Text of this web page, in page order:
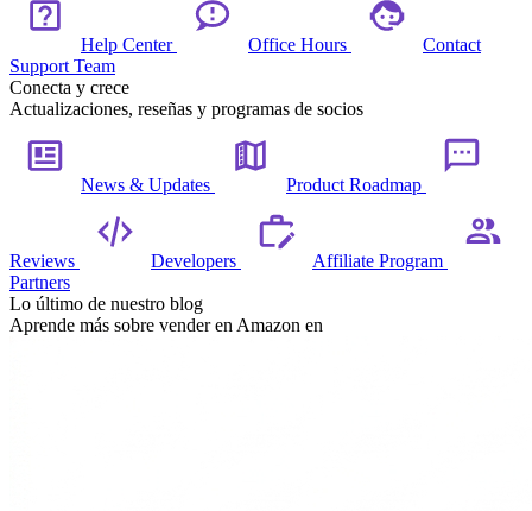
Help Center Office Hours
Contact
Support Team
Conecta y crece
Actualizaciones, reseñas y programas de socios
News & Updates Product Roadmap
Reviews Developers
Affiliate Program
Partners
Lo último de nuestro blog
Aprende más sobre vender en Amazon en